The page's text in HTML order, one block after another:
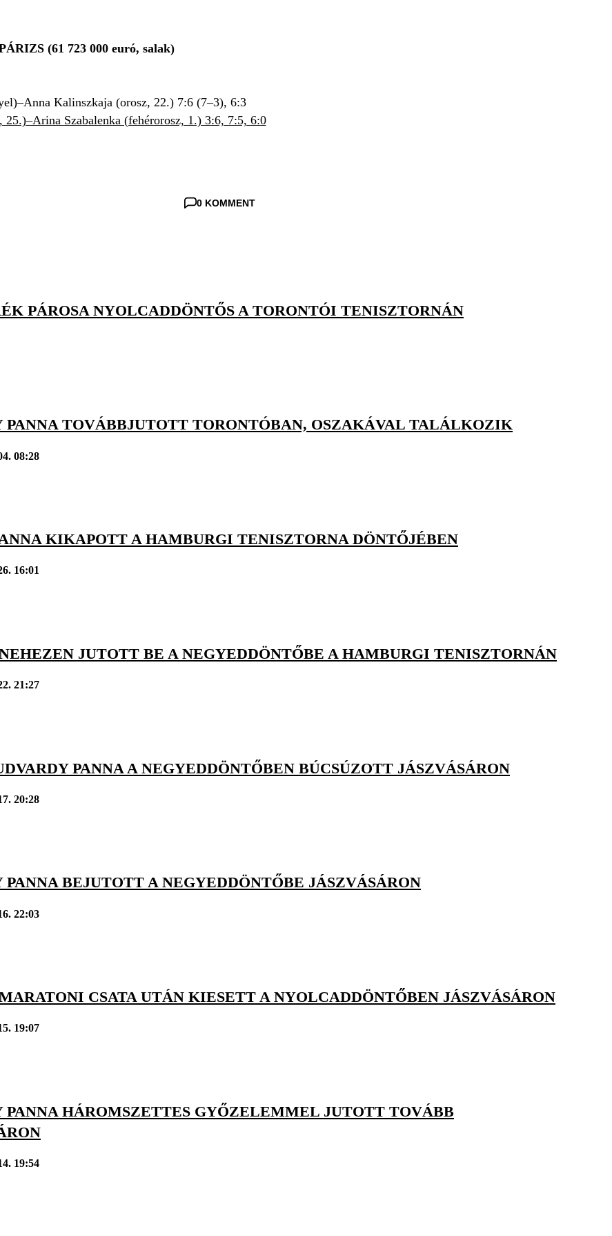
(61 723 000 euró, salak)
Kalinszkaja (orosz, 22.) 7:6 (7–3), 6:3
25.)–Arina Szabalenka (fehérorosz, 1.) 3:6, 7:5, 6:0
0 KOMMENT
PÁROSA NYOLCADDÖNTŐS A TORONTÓI TENISZTORNÁN
PANNA TOVÁBBJUTOTT TORONTÓBAN, OSZAKÁVAL TALÁLKOZIK
08:28
KIKAPOTT A HAMBURGI TENISZTORNA DÖNTŐJÉBEN
16:01
JUTOTT BE A NEGYEDDÖNTŐBE A HAMBURGI TENISZTORNÁN
21:27
PANNA A NEGYEDDÖNTŐBEN BÚCSÚZOTT JÁSZVÁSÁRON
20:28
PANNA BEJUTOTT A NEGYEDDÖNTŐBE JÁSZVÁSÁRON
22:03
CSATA UTÁN KIESETT A NYOLCADDÖNTŐBEN JÁSZVÁSÁRON
19:07
PANNA HÁROMSZETTES GYŐZELEMMEL JUTOTT TOVÁBB
19:54